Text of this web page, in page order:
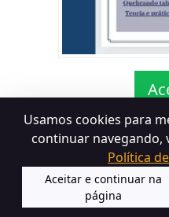
Usamos cookies para
continuar navegando,
Política
Aceitar e continuar na
página
Termos de Uso